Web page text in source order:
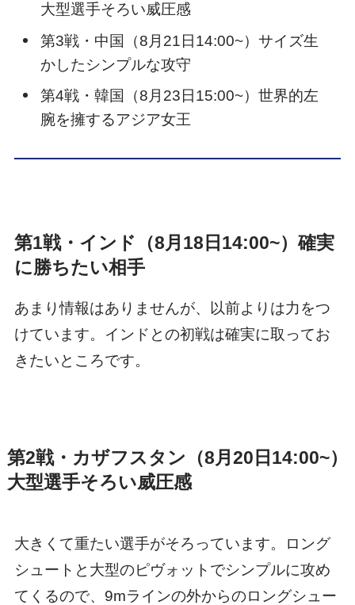
大型選手そろい威圧感
第3戦・中国（8月21日14:00~）サイズ生
かしたシンプルな攻守
第4戦・韓国（8月23日15:00~）世界的左
腕を擁するアジア女王
第1戦・インド（8月18日14:00~）確実
に勝ちたい相手
あまり情報はありませんが、以前よりは力をつ
けています。インドとの初戦は確実に取ってお
きたいところです。
第2戦・カザフスタン（8月20日14:00~）
大型選手そろい威圧感
大きくて重たい選手がそろっています。ロング
シュートと大型のピヴォットでシンプルに攻め
てくるので、9mラインの外からのロングシュー